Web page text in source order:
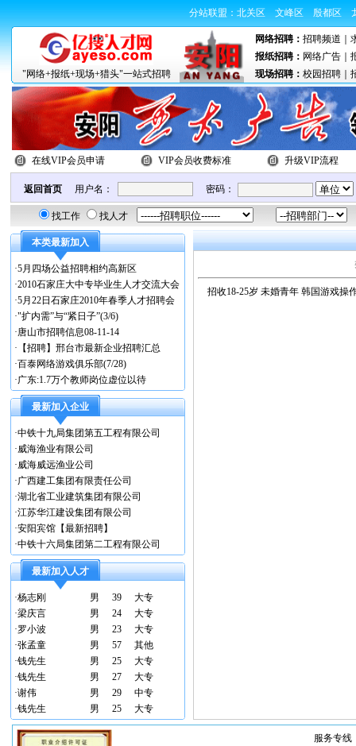
分站联盟： 北关区 文峰区 殷都区
网络招聘： 招聘频道
报纸招聘： 网络广告｜
"网络+报纸+现场+猎头"一站式招聘
现场招聘： 校园招聘｜
在线VIP会员申请 VIP会员收费标准 升级VIP流程
返回首页 用户名： 密码：
找工作 找人才
本类最新加入
·5月四场公益招聘相约高新区
·2010石家庄大中专毕业生人才交流大会
·5月22日石家庄2010年春季人才招聘会
·"扩内需”与“紧日子”(3/6)
·唐山市招聘信息08-11-14
· 【招聘】邢台市最新企业招聘汇总
·百泰网络游戏俱乐部(7/28)
·广东:1.7万个教师岗位虚位以待
最新加入企业
·中铁十九局集团第五工程有限公司
·威海渔业有限公司
·威海威远渔业公司
·广西建工集团有限责任公司
·湖北省工业建筑集团有限公司
·江苏华江建设集团有限公司
·安阳宾馆【最新招聘】
·中铁十六局集团第二工程有限公司
最新加入人才
·杨志刚 男 39
大专
·梁庆言 男 24
大专
·罗小波 男 23
大专
·张孟童 男 57
其他
·钱先生 男 25
大专
·钱先生 男 27
大专
·谢伟 男 29
中专
·钱先生 男 25 大专
招收18-25岁 未婚青年 韩国游戏操